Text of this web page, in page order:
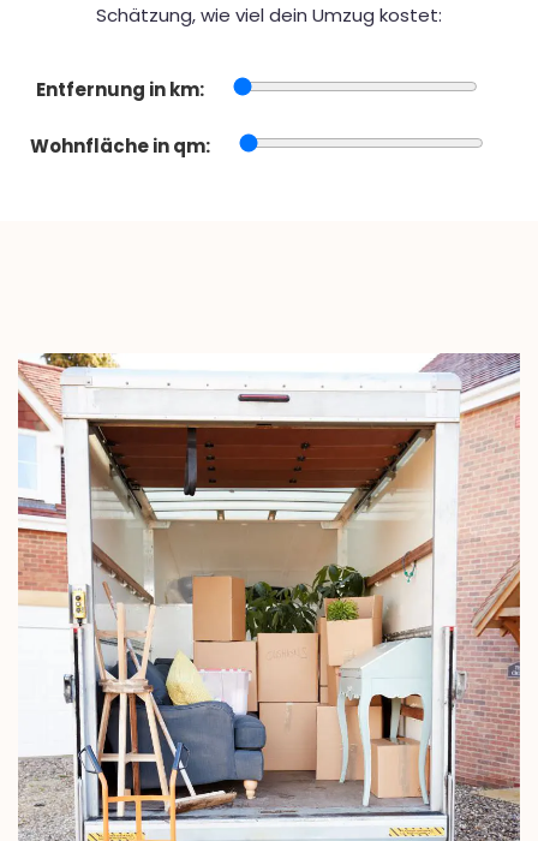
Schätzung, wie viel dein Umzug kostet:
Entfernung in km:
Wohnfläche in qm: